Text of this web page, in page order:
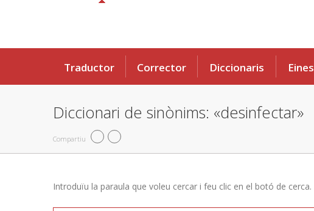
Traductor Corrector Diccionaris Eines
Diccionari de sinònims: «desinfectar»
Compartiu
Introduïu la paraula que voleu cercar i feu clic en el botó de cerca.